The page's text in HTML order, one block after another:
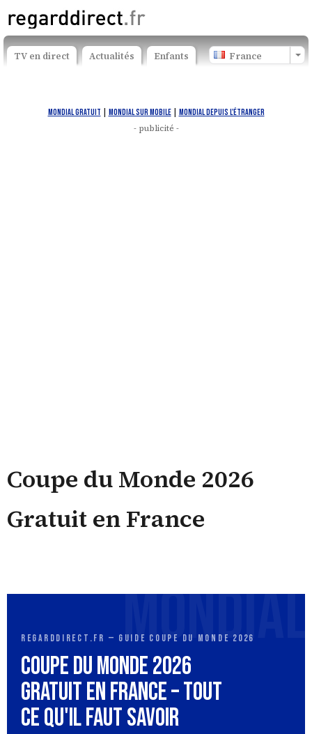
TV en direct Actualités Enfants France
Mondial gratuit Mondial sur mobile| Mondial depuis l'étranger
- publicité -
Coupe du Monde 2026
Gratuit en France
RegardDirect.fr — Guide Coupe du Monde 2026
Coupe du Monde 2026
Gratuit en France – Tout
ce qu'il faut savoir